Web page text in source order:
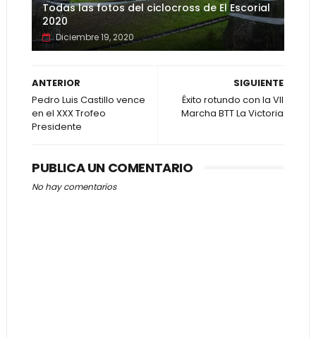
Todas las fotos del ciclocross de El Escorial
2020
Diciembre 19, 2020
SIGUIENTE
Éxito rotundo con la VII
Marcha BTT La Victoria
ANTERIOR
Pedro Luis Castillo vence
en el XXX Trofeo
Presidente
PUBLICA UN COMENTARIO
No hay comentarios